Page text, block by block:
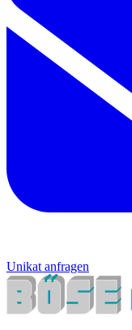
Unikat anfragen